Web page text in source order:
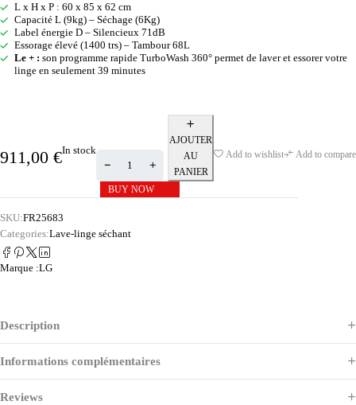
L x H x P : 60 x 85 x 62 cm
Capacité L (9kg) – Séchage (6Kg)
Label énergie D – Silencieux 71dB
Essorage élevé (1400 trs) – Tambour 68L
Le + : son programme rapide TurboWash 360° permet de laver et essorer votre
linge en seulement 39 minutes
911,00 €In stock
AJOUTER
AU
PANIER
BUY NOW
Add to wishlist Add to compare
SKU:FR25683
Categories:Lave-linge séchant
Marque :LG
Description
Informations complémentaires
Reviews